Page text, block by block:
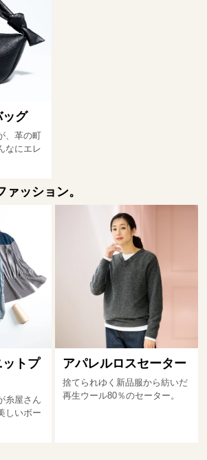
グ
、革の町
なにエレ
ッション。
トプ
糸屋さん
しいボー
アパレルロスセーター
捨てられゆく新品服から紡いだ
再生ウール80％のセーター。